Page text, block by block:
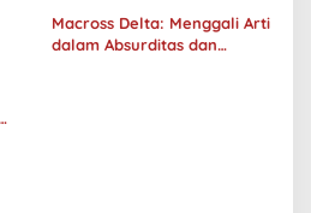
Macross Delta: Menggali Arti
dalam Absurditas dan